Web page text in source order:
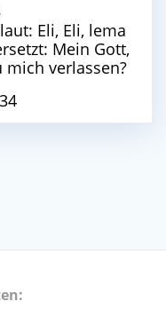
Eli, Eli, lema
Mein Gott,
verlassen?